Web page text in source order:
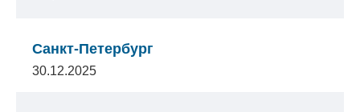
Санкт-Петербург
30.12.2025